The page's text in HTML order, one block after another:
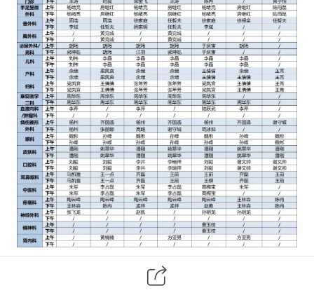
（点击图片查看原图）